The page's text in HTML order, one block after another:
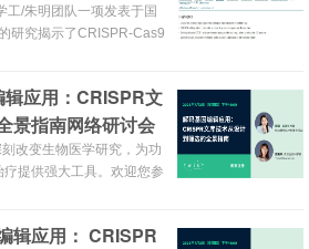
胞功能的新型编辑
工/朱明团队一项发表于国
研究揭示了CRISPR-Cas9
大副作用：即便在远离基
项研究不仅阐明了其分子
最小化此类干扰、保全细
编辑迈向更安全、更广泛的
应用：CRISPR文
景指南网络研讨会
改变生物医学研究，为功
提供强大工具。欢迎您参
北京时间下午2点，由珠海
老师共同为您带来的「解
辑应用： CRISPR